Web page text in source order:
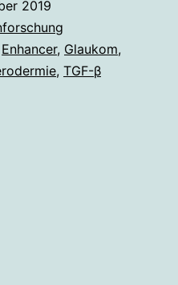
2019
Enhancer, Glaukom,
, TGF-β